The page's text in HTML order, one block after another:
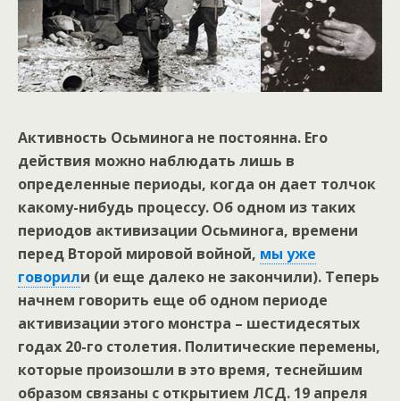
Активность Осьминога не постоянна. Его
действия можно наблюдать лишь в
определенные периоды, когда он дает толчок
какому-нибудь процессу. Об одном из таких
периодов активизации Осьминога, времени
перед Второй мировой войной, мы уже
говорили (и еще далеко не закончили). Теперь
начнем говорить еще об одном периоде
активизации этого монстра – шестидесятых
годах 20-го столетия. Политические перемены,
которые произошли в это время, теснейшим
образом связаны с открытием ЛСД. 19 апреля